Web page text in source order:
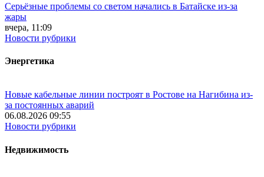
Серьёзные проблемы со светом начались в Батайске из-за
жары
вчера, 11:09
Новости рубрики
Энергетика
Новые кабельные линии построят в Ростове на Нагибина из-
за постоянных аварий
06.08.2026 09:55
Новости рубрики
Недвижимость